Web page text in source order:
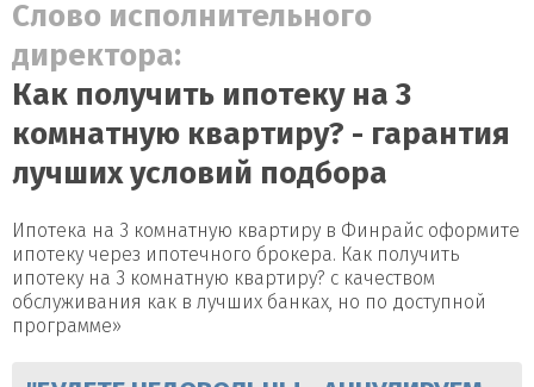
Слово исполнительного
директора:
Как получить ипотеку на 3
комнатную квартиру? - гарантия
лучших условий подбора
Ипотека на 3 комнатную квартиру в Финрайс оформите
ипотеку через ипотечного брокера. Как получить
ипотеку на 3 комнатную квартиру? с качеством
обслуживания как в лучших банках, но по доступной
программе»